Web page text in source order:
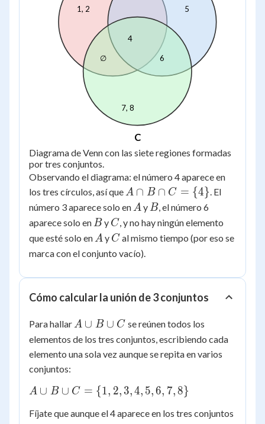
C
1, 2 5
7, 8
∅ 6
4
Diagrama de Venn con las siete regiones formadas
por tres conjuntos.
Observando el diagrama: el número 4 aparece en
los tres círculos, así que A
\cap
C =
\
A ∩ B ∩ C = {4}. El
número 3 aparece solo en A
Ay B
B, el número 6
aparece solo en B
By C
C, y no hay ningún elemento
que esté solo en A
Ay C
C al mismo tiempo (por eso se
marca con el conjunto vacío).
Cómo calcular la unión de 3 conjuntos
Para hallar A
\cup
B
A ∪ B ∪ C se reúnen todos los
elementos de los tres conjuntos, escribiendo cada
elemento una sola vez aunque se repita en varios
conjuntos:
A
B
A ∪ B ∪ C = {1, 2, 3,4, 5,6, 7,8}
Fíjate que aunque el 4 aparece en los tres conjuntos